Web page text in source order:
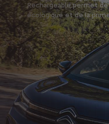
Rechargeable permet
écologique et de la